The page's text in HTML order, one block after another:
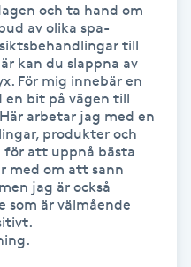
och ta hand om
av olika spa-
till
kan du slappna av
För mig innebär en
en bit på vägen till
arbetar jag med en
produkter och
för att uppnå bästa
med om att sann
jag är också
är välmående